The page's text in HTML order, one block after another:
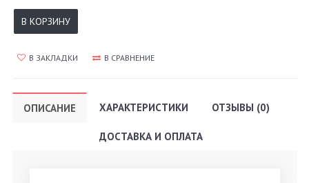
В КОРЗИНУ
В ЗАКЛАДКИ В СРАВНЕНИЕ
ОПИСАНИЕ ХАРАКТЕРИСТИКИ ОТЗЫВЫ (0)
ДОСТАВКА И ОПЛАТА